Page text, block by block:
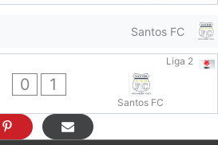
Santos FC
Liga 2
0 1
Santos FC